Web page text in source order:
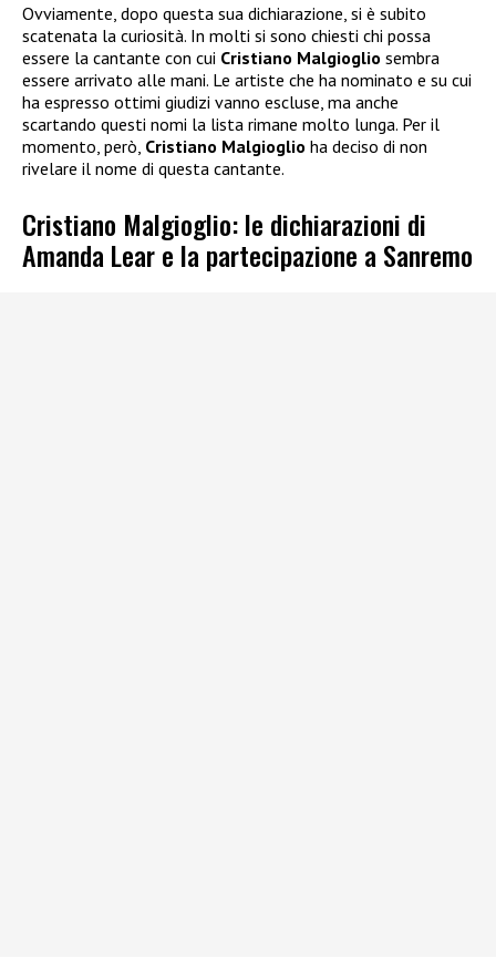
Ovviamente, dopo questa sua dichiarazione, si è subito
scatenata la curiosità. In molti si sono chiesti chi possa
essere la cantante con cui Cristiano Malgioglio sembra
essere arrivato alle mani. Le artiste che ha nominato e su cui
ha espresso ottimi giudizi vanno escluse, ma anche
scartando questi nomi la lista rimane molto lunga. Per il
momento, però, Cristiano Malgioglio ha deciso di non
rivelare il nome di questa cantante.
Cristiano Malgioglio: le dichiarazioni di
Amanda Lear e la partecipazione a Sanremo